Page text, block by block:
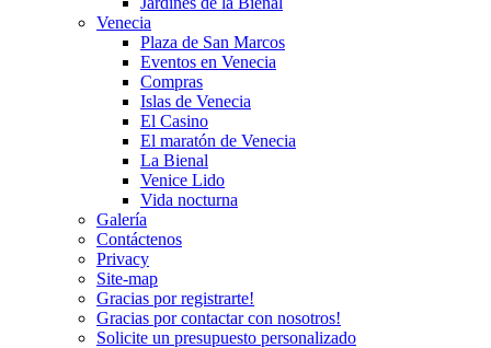
Venecia
Plaza de San Marcos
Eventos en Venecia
Compras
Islas de Venecia
El Casino
El maratón de Venecia
La Bienal
Venice Lido
Vida nocturna
Galería
Contáctenos
Privacy
Site-map
Gracias por registrarte!
Gracias por contactar con nosotros!
Solicite un presupuesto personalizado